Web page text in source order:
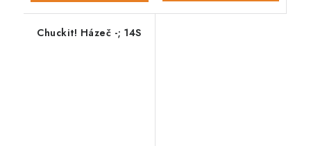
Chuckit! Házeč -; 14S